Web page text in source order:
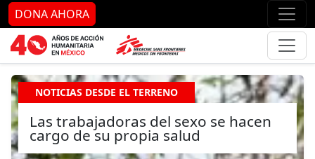
Ir al contenido principal Ir
DONA AHORA
NOTICIAS DESDE EL TERRENO
Las trabajadoras del sexo se hacen
cargo de su propia salud